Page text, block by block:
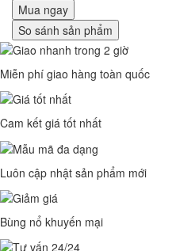
Mua ngay
So sánh sản phẩm
Miễn phí giao hàng toàn quốc
Cam kết giá tốt nhất
Luôn cập nhật sản phẩm mới
Bùng nổ khuyến mại